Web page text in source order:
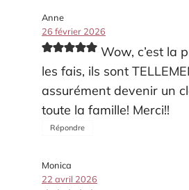
Anne
26 février 2026
Wow, c’est la
les fais, ils sont
assurément devenir un
toute la famille! Merci!!
Répondre
Monica
22 avril 2026